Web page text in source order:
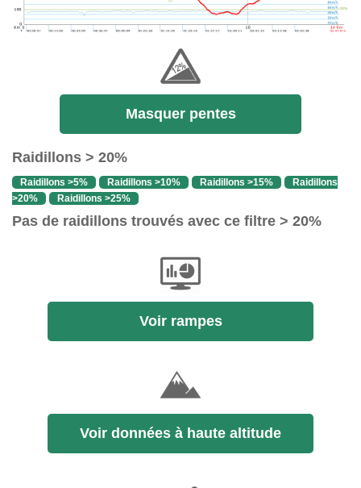
Masquer pentes
Raidillons > 20%
Raidillons >5% Raidillons >10% Raidillons >15%
Raidillons
>20%
Raidillons >25%
Pas de raidillons trouvés avec ce filtre > 20%
Voir rampes
Voir données à haute altitude